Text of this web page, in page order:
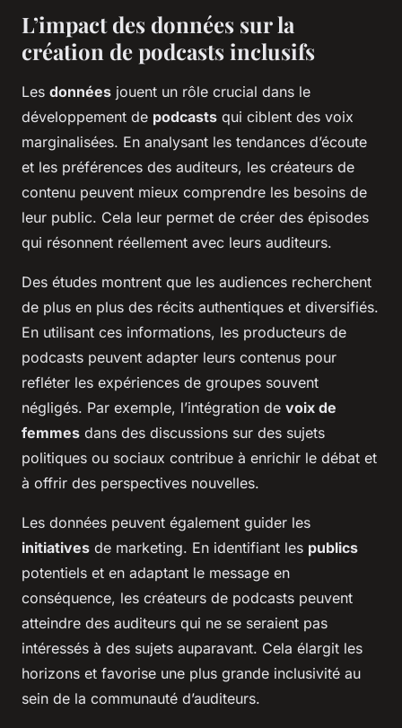
L’impact des données sur la
création de podcasts inclusifs
Les données jouent un rôle crucial dans le
développement de podcasts qui ciblent des voix
marginalisées. En analysant les tendances d’écoute
et les préférences des auditeurs, les créateurs de
contenu peuvent mieux comprendre les besoins de
leur public. Cela leur permet de créer des épisodes
qui résonnent réellement avec leurs auditeurs.
Des études montrent que les audiences recherchent
de plus en plus des récits authentiques et diversifiés.
En utilisant ces informations, les producteurs de
podcasts peuvent adapter leurs contenus pour
refléter les expériences de groupes souvent
négligés. Par exemple, l’intégration de voix de
femmes dans des discussions sur des sujets
politiques ou sociaux contribue à enrichir le débat et
à offrir des perspectives nouvelles.
Les données peuvent également guider les
initiatives de marketing. En identifiant les publics
potentiels et en adaptant le message en
conséquence, les créateurs de podcasts peuvent
atteindre des auditeurs qui ne se seraient pas
intéressés à des sujets auparavant. Cela élargit les
horizons et favorise une plus grande inclusivité au
sein de la communauté d’auditeurs.